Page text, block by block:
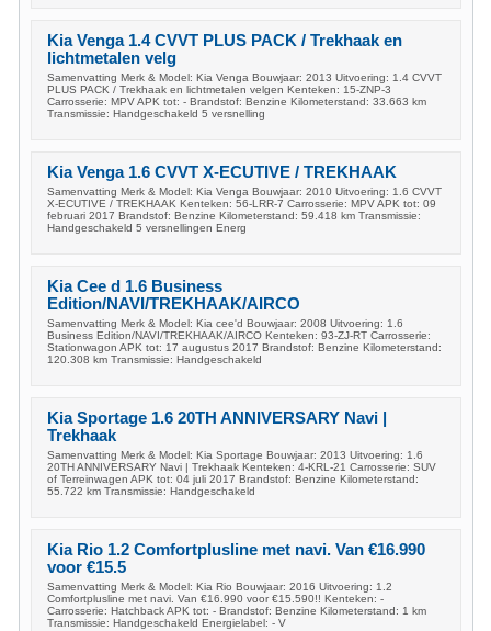
Kia Venga 1.4 CVVT PLUS PACK / Trekhaak en
lichtmetalen velg
Samenvatting Merk & Model: Kia Venga Bouwjaar: 2013 Uitvoering: 1.4 CVVT
PLUS PACK / Trekhaak en lichtmetalen velgen Kenteken: 15-ZNP-3
Carrosserie: MPV APK tot: - Brandstof: Benzine Kilometerstand: 33.663 km
Transmissie: Handgeschakeld 5 versnelling
Kia Venga 1.6 CVVT X-ECUTIVE / TREKHAAK
Samenvatting Merk & Model: Kia Venga Bouwjaar: 2010 Uitvoering: 1.6 CVVT
X-ECUTIVE / TREKHAAK Kenteken: 56-LRR-7 Carrosserie: MPV APK tot: 09
februari 2017 Brandstof: Benzine Kilometerstand: 59.418 km Transmissie:
Handgeschakeld 5 versnellingen Energ
Kia Cee d 1.6 Business
Edition/NAVI/TREKHAAK/AIRCO
Samenvatting Merk & Model: Kia cee'd Bouwjaar: 2008 Uitvoering: 1.6
Business Edition/NAVI/TREKHAAK/AIRCO Kenteken: 93-ZJ-RT Carrosserie:
Stationwagon APK tot: 17 augustus 2017 Brandstof: Benzine Kilometerstand:
120.308 km Transmissie: Handgeschakeld
Kia Sportage 1.6 20TH ANNIVERSARY Navi |
Trekhaak
Samenvatting Merk & Model: Kia Sportage Bouwjaar: 2013 Uitvoering: 1.6
20TH ANNIVERSARY Navi | Trekhaak Kenteken: 4-KRL-21 Carrosserie: SUV
of Terreinwagen APK tot: 04 juli 2017 Brandstof: Benzine Kilometerstand:
55.722 km Transmissie: Handgeschakeld
Kia Rio 1.2 Comfortplusline met navi. Van €16.990
voor €15.5
Samenvatting Merk & Model: Kia Rio Bouwjaar: 2016 Uitvoering: 1.2
Comfortplusline met navi. Van €16.990 voor €15.590!! Kenteken: -
Carrosserie: Hatchback APK tot: - Brandstof: Benzine Kilometerstand: 1 km
Transmissie: Handgeschakeld Energielabel: - V